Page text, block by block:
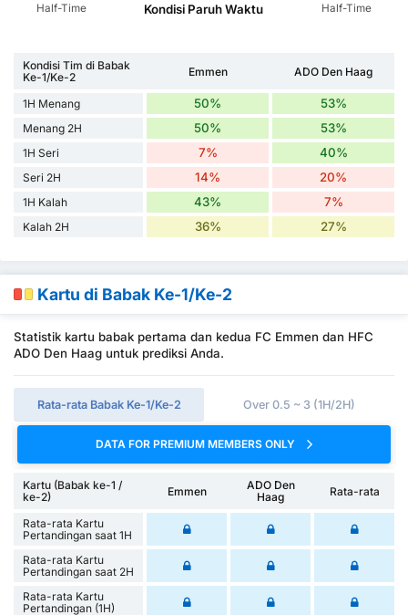
Half-Time
Kondisi Paruh Waktu
Half-Time
Kondisi Tim di Babak
Ke-1/Ke-2
Emmen ADO Den Haag
1H Menang 50% 53%
Menang 2H 50% 53%
1H Seri 7% 40%
Seri 2H 14% 20%
1H Kalah 43% 7%
Kalah 2H 36% 27%
Kartu di Babak Ke-1/Ke-2
Statistik kartu babak pertama dan kedua FC Emmen dan HFC
ADO Den Haag untuk prediksi Anda.
Rata-rata Babak Ke-1/Ke-2 Over 0.5 ~ 3 (1H/2H)
DATA FOR PREMIUM MEMBERS ONLY
Kartu (Babak ke-1 /
ke-2)
Emmen
ADO Den
Haag
Rata-rata
Rata-rata Kartu
Pertandingan saat 1H
Rata-rata Kartu
Pertandingan saat 2H
Rata-rata Kartu
Pertandingan (1H)